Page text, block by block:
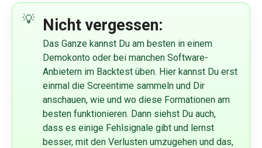
Nicht vergessen:
Das Ganze kannst Du am besten in einem
Demokonto oder bei manchen Software-
Anbietern im Backtest üben. Hier kannst Du erst
einmal die Screentime sammeln und Dir
anschauen, wie und wo diese Formationen am
besten funktionieren. Dann siehst Du auch,
dass es einige Fehlsignale gibt und lernst
besser, mit den Verlusten umzugehen und das,